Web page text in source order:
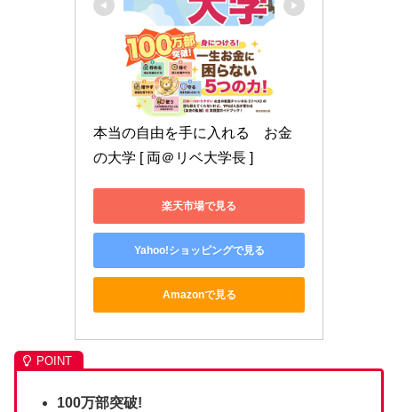
本当の自由を手に入れる　お金
の大学 [ 両＠リベ大学長 ]
楽天市場で見る
Yahoo!ショッピングで見る
Amazonで見る
100万部突破!